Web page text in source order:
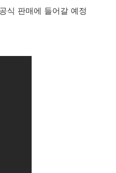
식 판매에 들어갈 예정